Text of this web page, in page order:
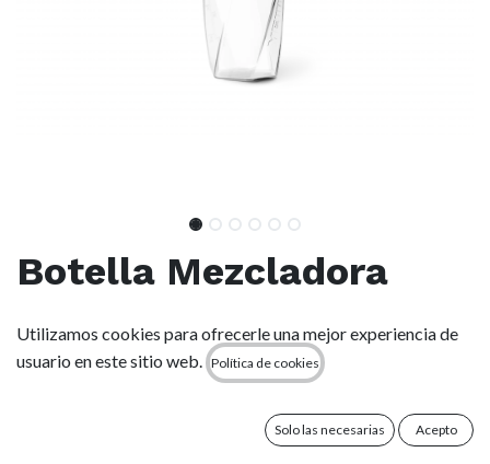
Botella Mezcladora
Shaker Yeti 20 oz (591
ml) - Clear
Utilizamos cookies para ofrecerle una mejor experiencia de
usuario en este sitio web.
Política de cookies
Solo las necesarias Acepto